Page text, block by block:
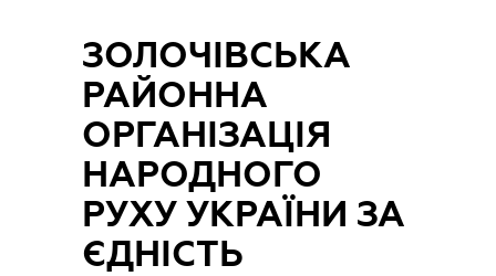
ЗОЛОЧІВСЬКА
РАЙОННА
ОРГАНІЗАЦІЯ
НАРОДНОГО
РУХУ УКРАЇНИ ЗА
ЄДНІСТЬ